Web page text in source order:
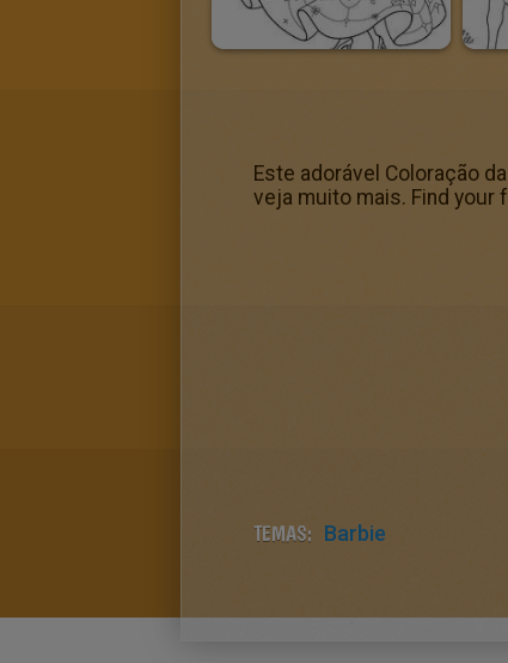
Este adorável Coloração
veja muito mais. Find your
TEMAS: Barbie